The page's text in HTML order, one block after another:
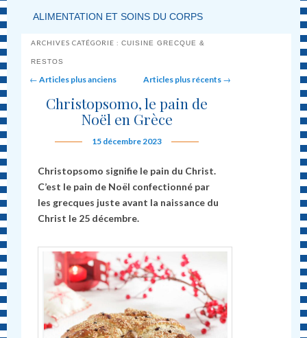
ALIMENTATION ET SOINS DU CORPS
ARCHIVES CATÉGORIE :CUISINE GRECQUE &
RESTOS
Post navigation
← Articles plus anciens Articles plus récents →
Christopsomo, le pain de
Noël en Grèce
15 décembre 2023
Christopsomo signifie le pain du Christ.
C’est le pain de Noël confectionné par
les grecques juste avant la naissance du
Christ le 25 décembre.